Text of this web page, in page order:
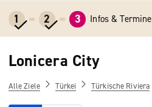
1 2 3 Infos & Termine
Lonicera City
Alle Ziele Türkei Türkische Riviera